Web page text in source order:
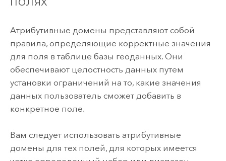
Атрибутивные домены представляют собой
правила, определяющие корректные значения
для поля в таблице базы геоданных. Они
обеспечивают целостность данных путем
установки ограничений на то, какие значения
данных пользователь сможет добавить в
конкретное поле.
Вам следует использовать атрибутивные
домены для тех полей, для которых имеется